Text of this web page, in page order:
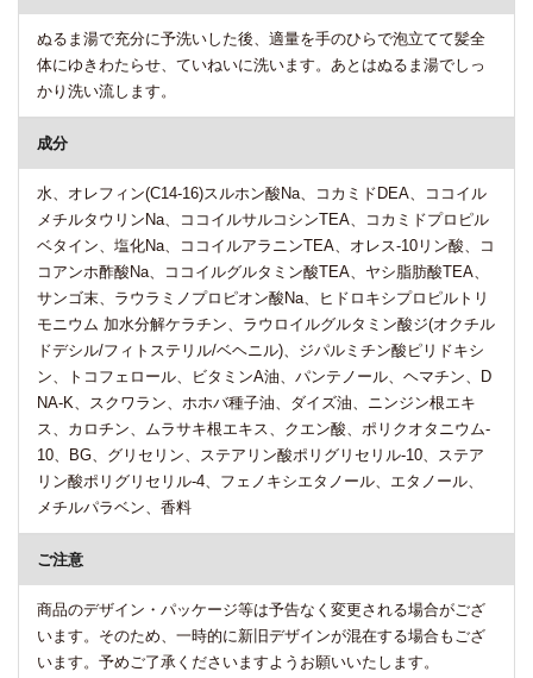
ぬるま湯で充分に予洗いした後、適量を手のひらで泡立てて髪全
体にゆきわたらせ、ていねいに洗います。あとはぬるま湯でしっ
かり洗い流します。
成分
水、オレフィン(C14-16)スルホン酸Na、コカミドDEA、ココイル
メチルタウリンNa、ココイルサルコシンTEA、コカミドプロピル
ベタイン、塩化Na、ココイルアラニンTEA、オレス-10リン酸、コ
コアンホ酢酸Na、ココイルグルタミン酸TEA、ヤシ脂肪酸TEA、
サンゴ末、ラウラミノプロピオン酸Na、ヒドロキシプロピルトリ
モニウム 加水分解ケラチン、ラウロイルグルタミン酸ジ(オクチル
ドデシル/フィトステリル/ベヘニル)、ジパルミチン酸ピリドキシ
ン、トコフェロール、ビタミンA油、パンテノール、ヘマチン、D
NA-K、スクワラン、ホホバ種子油、ダイズ油、ニンジン根エキ
ス、カロチン、ムラサキ根エキス、クエン酸、ポリクオタニウム-
10、BG、グリセリン、ステアリン酸ポリグリセリル-10、ステア
リン酸ポリグリセリル-4、フェノキシエタノール、エタノール、
メチルパラベン、香料
ご注意
商品のデザイン・パッケージ等は予告なく変更される場合がござ
います。そのため、一時的に新旧デザインが混在する場合もござ
います。予めご了承くださいますようお願いいたします。